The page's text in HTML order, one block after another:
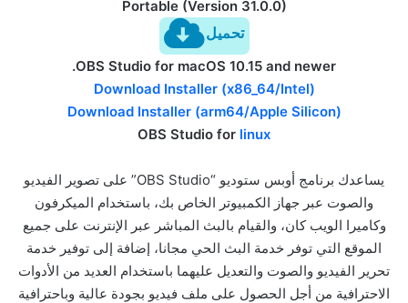
Portable (Version 31.0.0)
تحميل
OBS Studio for macOS 10.15 and newer.
Download Installer (x86_64/Intel)
Download Installer (arm64/Apple Silicon)
OBS Studio for linux
يساعدك برنامج أوبس ستوديو “OBS Studio” على تصوير الفيديو
والصوت عبر جهاز الكمبيوتر الخاص بك، باستخدام الميكرفون
وكاميرا الويب كان، والقيام بالبث المباشر عبر الإنترنت على جميع
الموقع التي توفر خدمة البث الحي مجانا، إضافة إلى توفير خدمة
تحرير الفيديو والصوت والتعديل عليهما باستخدام العديد من الأدوات
الاحترافية من أجل الحصول على ملف فيديو بجودة عالية وباحترافية